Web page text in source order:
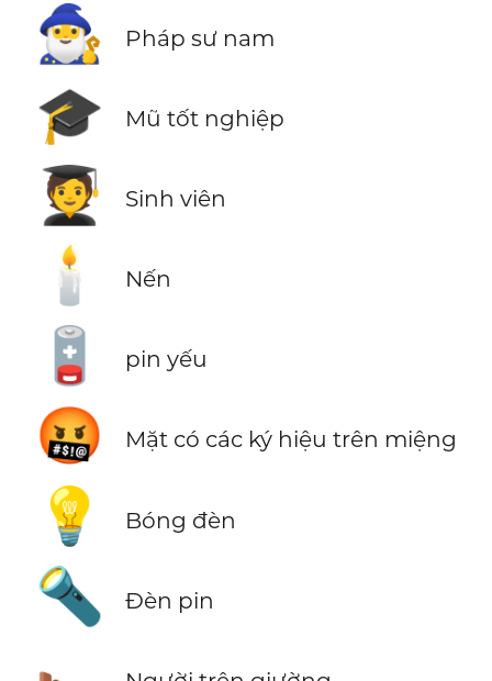
🧙‍♂️ Pháp sư nam
🎓 Mũ tốt nghiệp
🧑‍🎓 Sinh viên
🕯️ Nến
🪫 pin yếu
🤬 Mặt có các ký hiệu trên miệng
💡 Bóng đèn
🔦 Đèn pin